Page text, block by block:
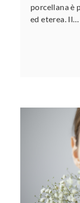
porcellana è
ed eterea. Il…